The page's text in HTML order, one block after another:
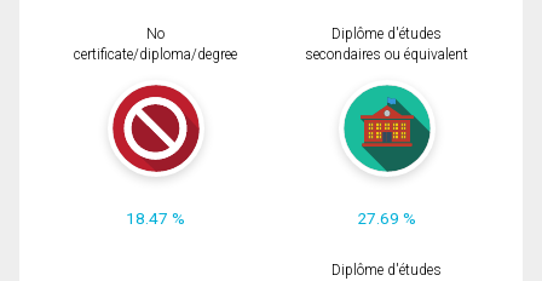
No
certificate/diploma/degree
18.47 %
Diplôme d'études
secondaires ou équivalent
27.69 %
Diplôme d'études